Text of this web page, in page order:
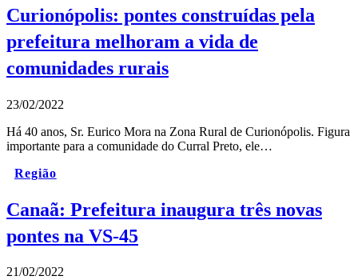
Curionópolis: pontes construídas pela
prefeitura melhoram a vida de
comunidades rurais
23/02/2022
Há 40 anos, Sr. Eurico Mora na Zona Rural de Curionópolis. Figura
importante para a comunidade do Curral Preto, ele…
Região
Canaã: Prefeitura inaugura três novas
pontes na VS-45
21/02/2022